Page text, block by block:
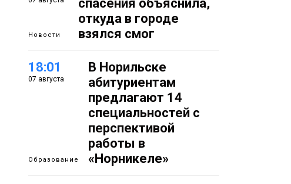
Новости
спасения объяснила,
откуда в городе
взялся смог
18:01
07 августа
Образование
В Норильске
абитуриентам
предлагают 14
специальностей с
перспективой
работы в
«Норникеле»